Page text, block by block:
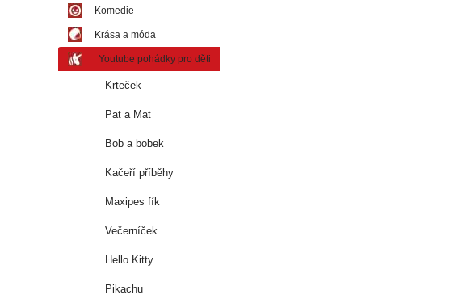
Komedie
Krása a móda
Youtube pohádky pro děti
Krteček
Pat a Mat
Bob a bobek
Kačeří příběhy
Maxipes fík
Večerníček
Hello Kitty
Pikachu